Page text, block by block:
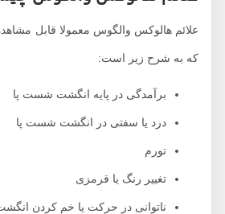
علائم هالوکس والگوس معمولا قابل مشاهده
که به شرح زیر است:
برآمدگی در پایه انگشت شست پا
درد یا سفتی در انگشت شست پا
تورم
تغییر رنگ یا قرمزی
ناتوانی در حرکت یا خم کردن انگشت